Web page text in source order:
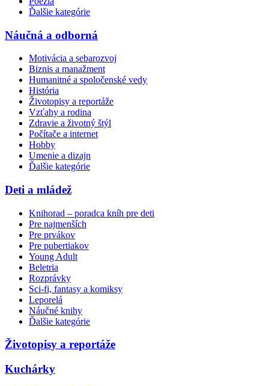
Ďalšie kategórie
Náučná a odborná
Motivácia a sebarozvoj
Biznis a manažment
Humanitné a spoločenské vedy
História
Životopisy a reportáže
Vzťahy a rodina
Zdravie a životný štýl
Počítače a internet
Hobby
Umenie a dizajn
Ďalšie kategórie
Deti a mládež
Knihorad – poradca kníh pre deti
Pre najmenších
Pre prvákov
Pre pubertiakov
Young Adult
Beletria
Rozprávky
Sci-fi, fantasy a komiksy
Leporelá
Náučné knihy
Ďalšie kategórie
Životopisy a reportáže
Kuchárky